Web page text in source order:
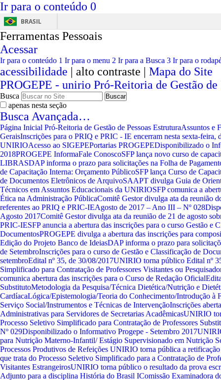
Ir para o conteúdo 0
BRASIL
Ferramentas Pessoais
Acessar
Ir para o conteúdo 1 Ir para o menu 2 Ir para a Busca 3 Ir para o
acessibilidade | alto contraste | Mapa do Site
PROGEPE - unirio Pró-Reitoria de Gestão de
Busca
apenas nesta seção
Busca Avançada…
Página Inicial Pró-Reitoria de Gestão de Pessoas EstruturaAssuntos e
GeraisInscrições para o PRIQ e PRIC - IE encerram nesta sexta-feira,
UNIRIOAcesso ao SIGEPEPortarias PROGEPEDisponibilizado o
2018PROGEPE InformaFale ConoscoSFP lança novo curso de
LIBRASDAP informa o prazo para solicitações na Folha de
de Capacitação Interna: Orçamento PúblicoSFP lança Curso de
de Documentos Eletrônicos de ArquivoSAAPT divulga Guia de
Técnicos em Assuntos Educacionais da UNIRIOSFP comunica a
Ética na Administração PúblicaComitê Gestor divulga ata da reunião
referentes ao PRIQ e PRIC-IEAgosto de 2017 – Ano III – Nº 028
Agosto 2017Comitê Gestor divulga ata da reunião de 21 de agosto
PRIC-IESFP anuncia a abertura das inscrições para o curso Gestão e
DocumentosPROGEPE divulga a abertura das inscrições para
Edição do Projeto Banco de IdeiasDAP informa o prazo para
de SetembroInscrições para o curso de Gestão e Classificação de
setembroEdital nº 35, de 30/08/2017UNIRIO torna público Edital nº
Simplificado para Contratação de Professores Visitantes ou
comunica abertura das inscrições para o Curso de Redação Oficial
SubstitutoMetodologia da Pesquisa/Técnica Dietética/Nutrição e
CardíacaLógica/Epistemologia/Teoria do Conhecimento/Introdução à
Serviço Social/Instrumentos e Técnicas de IntervençãoInscrições
Administrativas para Servidores de Secretarias AcadêmicasUNIRIO
Processo Seletivo Simplificado para Contratação de Professores
Nº 029Disponibilizado o Informativo Progepe - Setembro 2017
para Nutrição Materno-Infantil/ Estágio Supervisionado em Nutrição
Processos Produtivos de Refeições UNIRIO torna pública a
que trata do Processo Seletivo Simplificado para a Contratação de
Visitantes EstrangeirosUNIRIO torna público o resultado da prova
Adjunto para a disciplina História do Brasil IComissão Examinadora